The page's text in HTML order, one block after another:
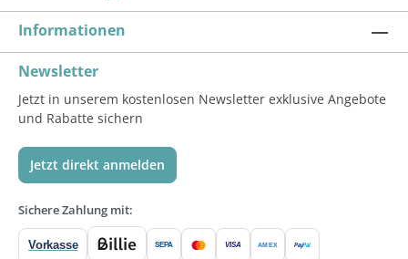
Informationen
Newsletter
Jetzt in unserem kostenlosen Newsletter exklusive Angebote
und Rabatte sichern
Jetzt direkt anmelden
Sichere Zahlung mit:
Vorkasse SEPA VISA AMEX PayPal